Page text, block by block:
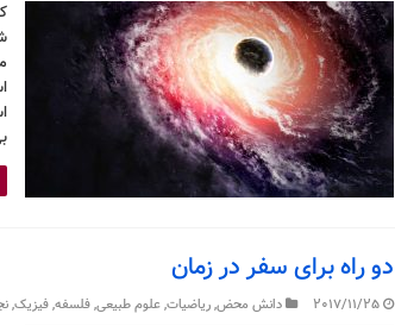
دو راه برای سفر در زمان
2017/11/25 دانش محض,ریاضیات,علوم طبیعی,فلسفه,فیزیک,